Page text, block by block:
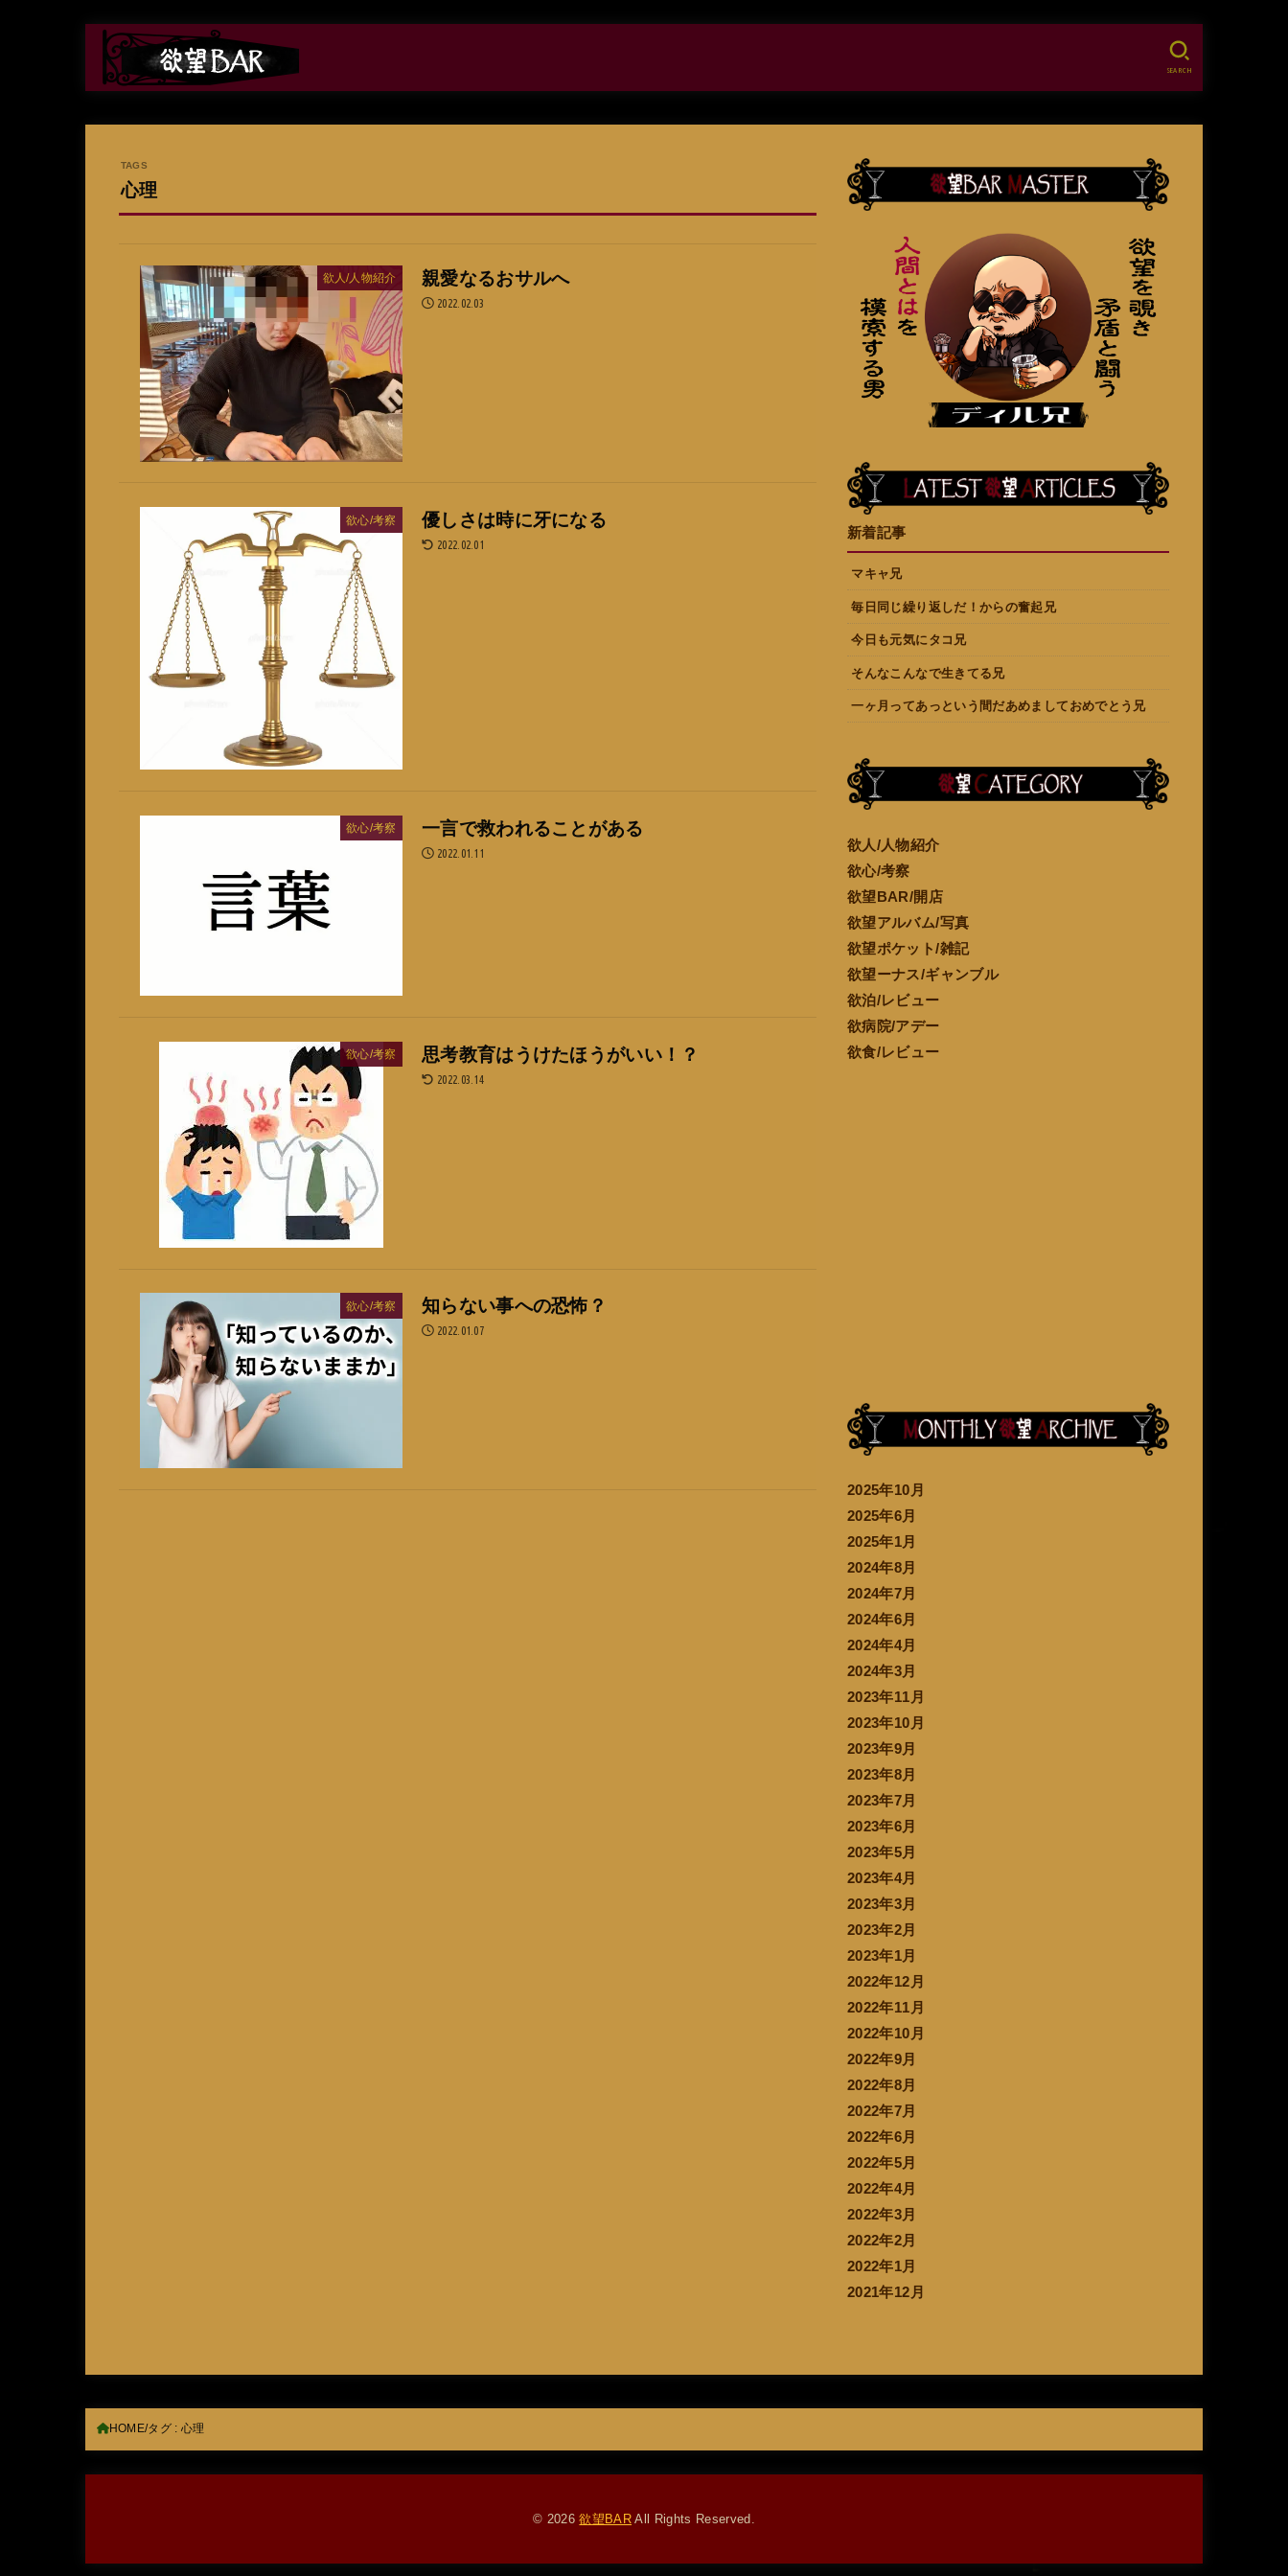
SEARCH
心理
欲人/人物紹介 親愛なるおサルへ
2022.02.03
欲心/考察 優しさは時に牙になる
2022.02.01
欲心/考察 一言で救われることがある
2022.01.11
欲心/考察 思考教育はうけたほうがいい！？
2022.03.14
欲心/考察 知らない事への恐怖？
2022.01.07
新着記事
マキャ兄
毎日同じ繰り返しだ！からの奮起兄
今日も元気にタコ兄
そんなこんなで生きてる兄
一ヶ月ってあっという間だあめましておめでとう兄
欲人/人物紹介
欲心/考察
欲望BAR/開店
欲望アルバム/写真
欲望ポケット/雑記
欲望ーナス/ギャンブル
欲泊/レビュー
欲病院/アデー
欲食/レビュー
2025年10月
2025年6月
2025年1月
2024年8月
2024年7月
2024年6月
2024年4月
2024年3月
2023年11月
2023年10月
2023年9月
2023年8月
2023年7月
2023年6月
2023年5月
2023年4月
2023年3月
2023年2月
2023年1月
2022年12月
2022年11月
2022年10月
2022年9月
2022年8月
2022年7月
2022年6月
2022年5月
2022年4月
2022年3月
2022年2月
2022年1月
2021年12月
HOME タグ : 心理
© 2026欲望BAR All Rights Reserved.